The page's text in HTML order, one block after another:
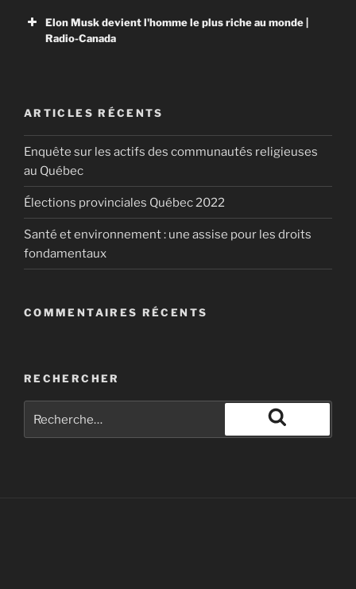
industrielle en série de moteurs électriques ainsi que
leur commercialisation.
Réaliste l’option du monorail?
Jean-Pierre Marchand, directeur TrensQuébec, et
durable.
Elon Musk devient l'homme le plus riche au monde |
Radio-Canada
riche du monde
Il dépasse ainsi Jeff Bezos, PDG d’Amazon, qui
détenait le titre depuis 2017.
ARTICLES RÉCENTS
Enquête sur les actifs des communautés religieuses
au Québec
Élections provinciales Québec 2022
Santé et environnement : une assise pour les droits
fondamentaux
COMMENTAIRES RÉCENTS
RECHERCHER